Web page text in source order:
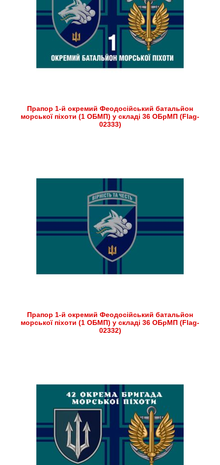
Прапор 1-й окремий Феодосійський батальйон
морської піхоти (1 ОБМП) у складі 36 ОБрМП (Flag-
02333)
Прапор 1-й окремий Феодосійський батальйон
морської піхоти (1 ОБМП) у складі 36 ОБрМП (Flag-
02332)